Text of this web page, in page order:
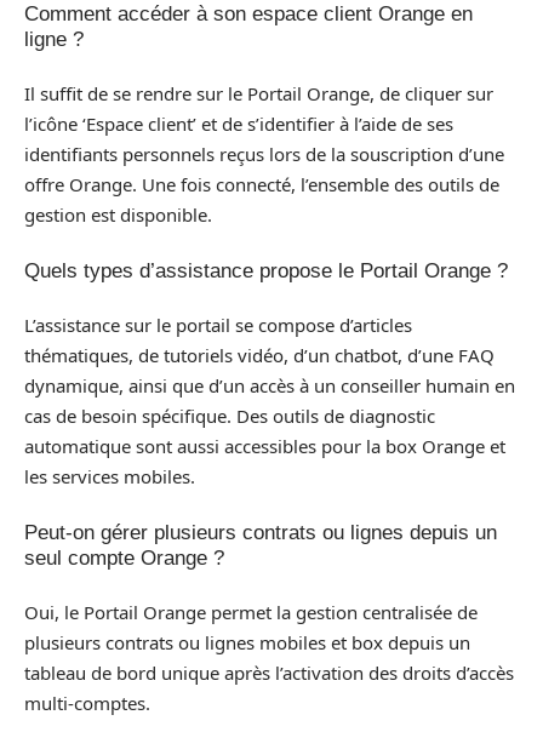
Comment accéder à son espace client Orange en
ligne ?
Il suffit de se rendre sur le Portail Orange, de cliquer sur
l’icône ‘Espace client’ et de s’identifier à l’aide de ses
identifiants personnels reçus lors de la souscription d’une
offre Orange. Une fois connecté, l’ensemble des outils de
gestion est disponible.
Quels types d’assistance propose le Portail Orange ?
L’assistance sur le portail se compose d’articles
thématiques, de tutoriels vidéo, d’un chatbot, d’une FAQ
dynamique, ainsi que d’un accès à un conseiller humain en
cas de besoin spécifique. Des outils de diagnostic
automatique sont aussi accessibles pour la box Orange et
les services mobiles.
Peut-on gérer plusieurs contrats ou lignes depuis un
seul compte Orange ?
Oui, le Portail Orange permet la gestion centralisée de
plusieurs contrats ou lignes mobiles et box depuis un
tableau de bord unique après l’activation des droits d’accès
multi-comptes.